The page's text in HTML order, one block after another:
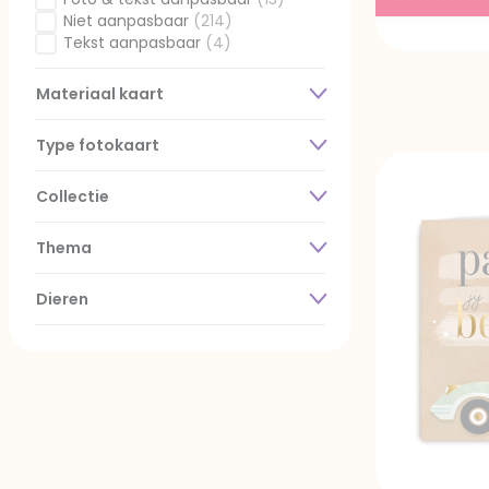
Gefilterd op Voorkant personaliseren: Foto & tekst
Niet aanpasbaar (214)
Gefilterd op Voorkant personaliseren: Niet aanpasbaar
Tekst aanpasbaar (4)
Materiaal kaart
Type fotokaart
Collectie
Thema
Dieren